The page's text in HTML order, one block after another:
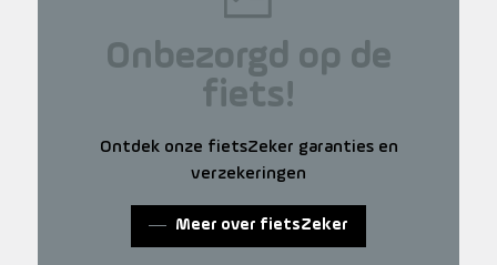
Onbezorgd op de
fiets!
Ontdek onze fietsZeker garanties en
verzekeringen
Meer over fietsZeker